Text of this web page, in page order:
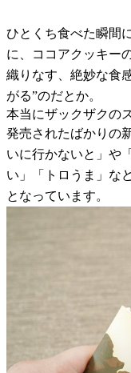
ひとくち食べた瞬間
に、ココアクッキー
織りなす、絶妙な食
がる”のだとか。
本当にザックザクの
発売されたばかりの
いに行かないと」や
い」「トロうま」な
となっています。